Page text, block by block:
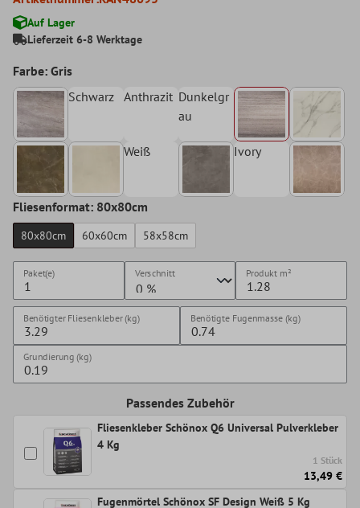
Auf Lager
Lieferzeit 6-8 Werktage
Farbe: Gris
Schwarz
Anthrazit Dunkelgr
au
Weiß Ivory
Fliesenformat: 80x80cm
80x80cm 60x60cm 58x58cm
Paket(e) Verschnitt Produkt m²
Benötigter Fliesenkleber (kg) Benötigte Fugenmasse (kg)
Grundierung (kg)
Passendes Zubehör
Fliesenkleber Schönox Q6 Universal Pulverkleber
4 Kg
1 Stück
13,49 €
Fugenmörtel Schönox SF Design Weiß 5 Kg